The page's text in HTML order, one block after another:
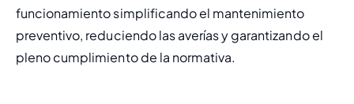
funcionamiento simplificando el mantenimiento
preventivo, reduciendo las averías y garantizando el
pleno cumplimiento de la normativa.